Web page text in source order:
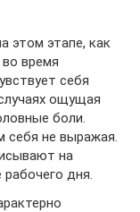
этом этапе, как
время
себя
ощущая
боли.
себя не выражая.
на
дня.